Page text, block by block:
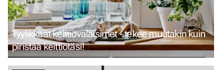
Tyylikkäät keittiövalaisimet - tekee muutakin kuin
piristää keittiötäsi!